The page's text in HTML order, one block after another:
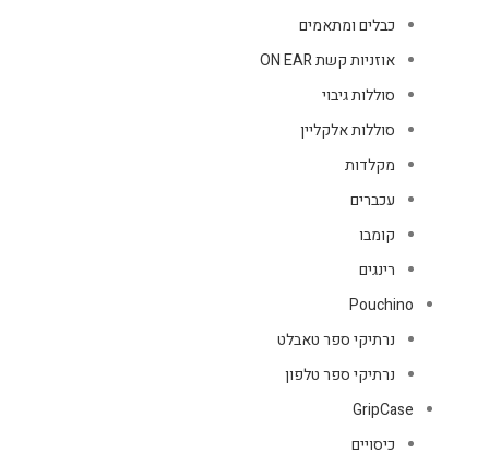
כבלים ומתאמים
אוזניות קשת ON EAR
סוללות גיבוי
סוללות אלקליין
מקלדות
עכברים
קומבו
רינגים
Pouchino
נרתיקי ספר טאבלט
נרתיקי ספר טלפון
GripCase
כיסויים